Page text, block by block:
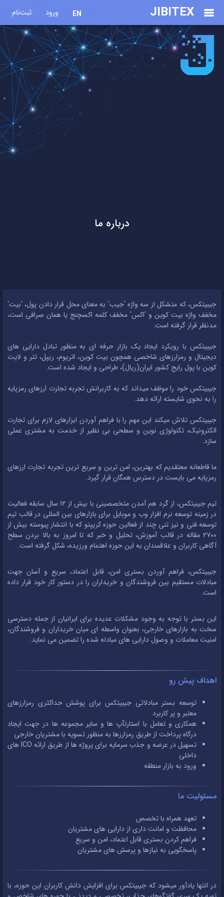
JIBITEX
EN ورود ثبت‌نام
درباره ما
جیبیتکس، که متشکل از سه واژه 'جیب' به معنای محل قرار دادن پول، 'بیت'
مخفف واژه بیت کوین و 'اکس' مخفف کلمه اکسچنج یا همان صرافی است،
مدنظر قرار گرفته است.
جیبیتکس با رویکرد ایجاد یک بازار حرفه ای به منظور تبادل دارایی های
دیجیتال و رمزارزهای شاخصی همچون بیت کوین، اتریوم، ریپل، تتر و لایت
کوین با پول رایج کشور ایران(ریال)، طراحی و ایجاد شده است.
جیبیتکس خود را موظف میداند که به کاربرانش تجربه تجارت ارزهای رمزپایه
را به نحوی شایسته ارائه دهد.
جیبیتکس تلاش میکند این مهم را با فراهم آوردن ابزارهای لازم برای تجارت
الکترونیک، تکنولوژی نوین و سطحی بی نظیر از خدمت به مشتری عملی
سازد.
ما قاطعانه معتقدیم که بهترین، امن ترین و سریع ترین تجربه تجارت ارزهای
رمزپایه می بایست در دسترس همگان قرار گیرد.
تیم جیبیتکس، از گرد هم آمدن متخصصینی با بیش از ۱۲ سال سابقه فعالیت
در زمینه توسعه نرم افزار وب و موبایل برای بازارهای بین المللی در قالب تیم
توسعه فنی و نیز تنی چند از فعالین حوزه کریپتو که با انتشار پیوسته بیش از
۲۷۰۰ مقاله در قالب آموزش، تحلیل و خبر که تا امروز به بالا بردن سطح
آگاهی کاربران و علاقمندان به این حوزه اهتمام ورزیده، شکل گرفته است.
جیبیتکس، فراهم آوردن بستری امن، قابل اعتماد، سریع و آسان جهت
مبادلات مستقیم بین فروشندگان و خریداران را در دستور کار خود قرار داده
است.
این بستر با توجه به وجود مشکلات عدیده برای ایرانیان از جمله دسترسی
سخت به بازارهای خارجی، بعنوان واسطه ای میان خریداران و فروشندگان،
امنیت معاملات و وصول دارایی های مبادله شده را تضمین می نماید.
اهداف پیش رو
توسعه بستر مبادلاتی جیبیتکس برای پوشش حداکثری رمزارزهای
معتبر و پر کاربرد
همکاری و تعامل با استارتآپ ها و سایر مجموعه ها در جهت ایجاد
درگاه پرداخت از طریق رمزارزها به منظور تسویه با مشتریان خارجی
تسهیل در عرضه و جذب سرمایه برای پروژه ها از طریق ارائه ICO های
داخلی
ورود به بازار منطقه
مسئولیت ما
تعهد همراه با تخصص
محافظت و امانت داری از دارایی های مشتریان
فراهم کردن بستری قابل اعتماد، امن و سریع
پاسخگویی به نیازها و پرسش های مشتریان
در انتها یادآور میشود که جیبیتکس برای افزایش دانش کاربران این حوزه، با